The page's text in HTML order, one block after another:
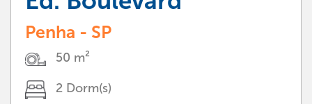
Penha - SP
50 m²
2 Dorm(s)